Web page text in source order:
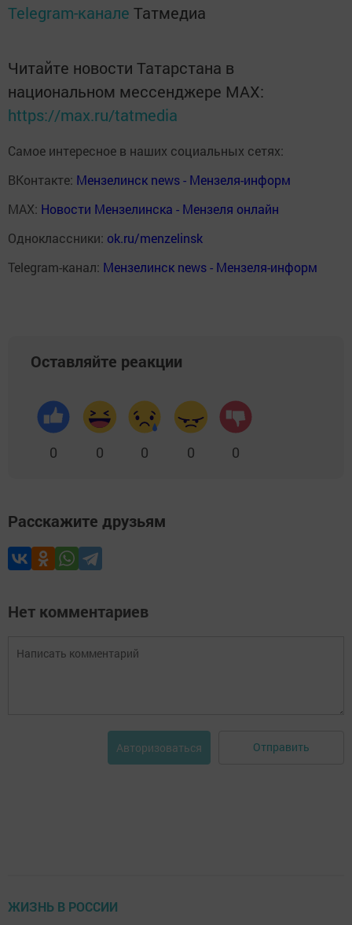
Telegram-канале Татмедиа
Читайте новости Татарстана в
национальном мессенджере MАХ:
https://max.ru/tatmedia
Самое интересное в наших социальных сетях:
ВКонтакте: Мензелинск news - Мензеля-информ
MAX: Новости Мензелинска - Мензеля онлайн
Одноклассники: ok.ru/menzelinsk
Telegram-канал: Мензелинск news - Мензеля-информ
Оставляйте реакции
0 0 0 0 0
Расскажите друзьям
Нет комментариев
Авторизоваться Отправить
ЖИЗНЬ В РОССИИ